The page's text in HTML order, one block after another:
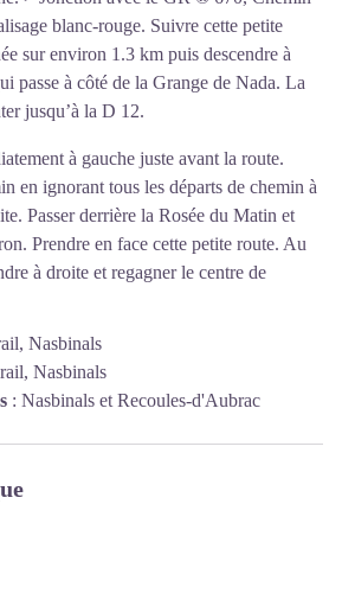
blanc-rouge. Suivre cette petite
sur environ 1.3 km puis descendre à
passe à côté de la Grange de Nada. La
jusqu’à la D 12.
à gauche juste avant la route.
en ignorant tous les départs de chemin à
Passer derrière la Rosée du Matin et
Prendre en face cette petite route. Au
à droite et regagner le centre de
Nasbinals
Nasbinals
: Nasbinals et Recoules-d'Aubrac